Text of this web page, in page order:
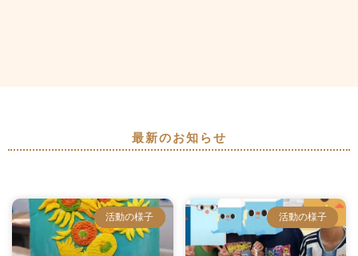
最新のお知らせ
活動の様子 活動の様子